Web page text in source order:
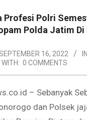
Profesi Polri
Polda Jatim Di
16, 2022
WITH: 0 COMMENTS
– Sebanyak
dan Polsek